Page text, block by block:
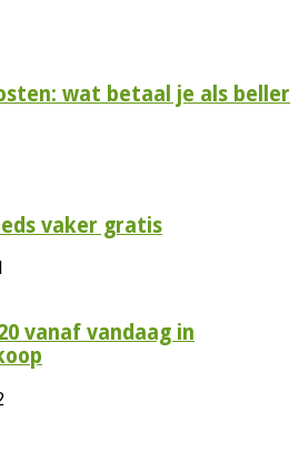
wat betaal je als beller
vaker gratis
vanaf vandaag in